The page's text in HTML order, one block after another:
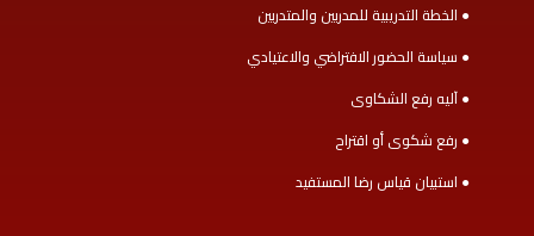
● الخطة التدريبية للمدربين والمتدربين
● سياسة الحضور الافتراضي والاعتيادي
● آليه رفع الشكاوى
● رفع شكوى أو اقتراح
● استبيان قياس رضا المستفيد